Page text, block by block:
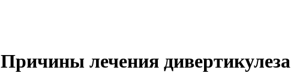
Причины лечения дивертикулеза